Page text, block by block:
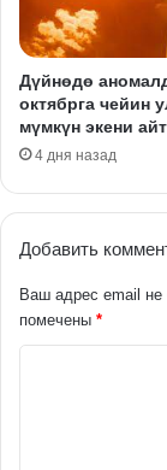
Дүйнөдө
октябрга чейин
мүмкүн экени
4 дня назад
Добавить
Ваш адрес email не
помечены *